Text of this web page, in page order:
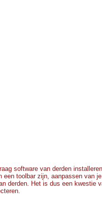
software van derden
toolbar zijn, aanpassen van je
derden. Het is dus een kwestie